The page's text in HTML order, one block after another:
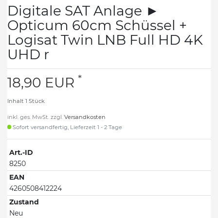
Digitale SAT Anlage ►
Opticum 60cm Schüssel +
Logisat Twin LNB Full HD 4K
UHD r
18,90 EUR *
Inhalt 1 Stück
inkl. ges. MwSt. zzgl. Versandkosten
Sofort versandfertig, Lieferzeit 1 - 2 Tage
Art.-ID
8250
EAN
4260508412224
Zustand
Neu